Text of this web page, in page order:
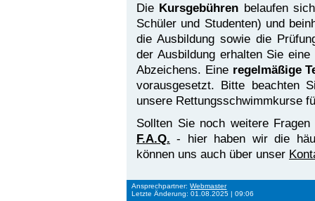
Die Kursgebühren belaufen
Schüler und Studenten) und
die Ausbildung sowie die
der Ausbildung erhalten Sie
Abzeichens. Eine regelmäßige
vorausgesetzt. Bitte beachten
unsere Rettungsschwimmkurse
Sollten Sie noch weitere
F.A.Q. - hier haben wir die
können uns auch über unser
Ansprechpartner:Webmaster
Letzte Änderung: 01.08.2025 | 09:06